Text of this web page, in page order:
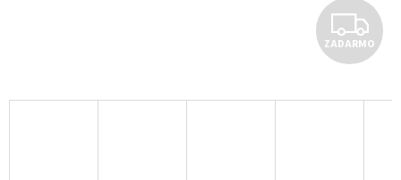
Z
A
D
ZADARMO